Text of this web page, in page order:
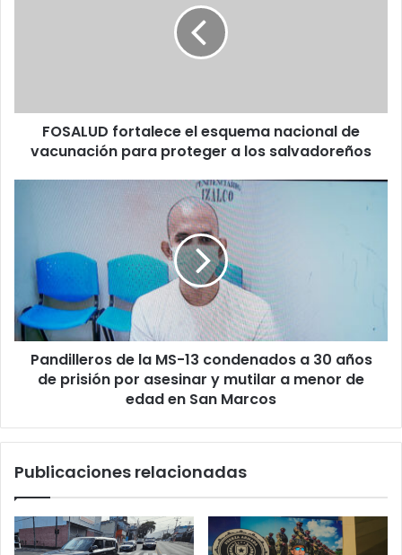
proteger
FOSALUD fortalece el esquema nacional de
vacunación para proteger a los salvadoreños
condenados
30
años
prisión
y
a
edad
en
Pandilleros de la MS-13 condenados a 30 años
de prisión por asesinar y mutilar a menor de
edad en San Marcos
Publicaciones relacionadas